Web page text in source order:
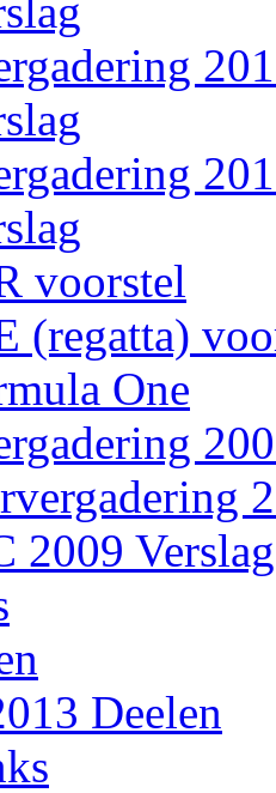
voorstel
(regatta)
One
2009 Verslag
Deelen